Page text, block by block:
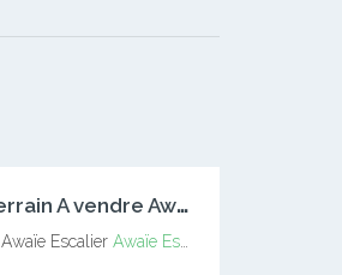
T
errain A vendre Awaïe Escalier
Awaïe EscalierAwaïe Escalier